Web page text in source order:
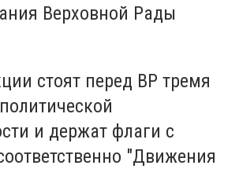
Верховной Рады
стоят перед ВР тремя
и держат флаги с
"Движения